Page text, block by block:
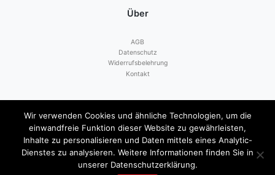
Über
AGB
Datenschutz
Widerrufsbelehrung
Kontakt
Zahlen mit
Wir verwenden Cookies und ähnliche Technologien, um die
einwandfreie Funktion dieser Website zu gewährleisten,
Inhalte zu personalisieren und Daten mittels eines Analytic-
Dienstes zu analysieren. Weitere Informationen finden Sie in
unserer Datenschutzerklärung.